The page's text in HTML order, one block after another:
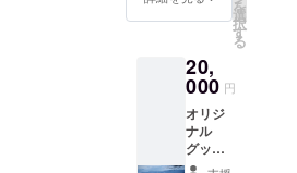
月下旬
より順
を予定
してい
ます。
らに名入れをし
て世界に１つし
ルケースと壁紙
を作りません
人限定でオリジ
ナルモバイル
バッテリーもつ
いてくる モバイ
ので一緒にされ
るのをおすすめ
名入れも可能で
すのでご相談下
を
選
択
す
る
20,
000 円
オリジ
ナル
グッズ
セッ